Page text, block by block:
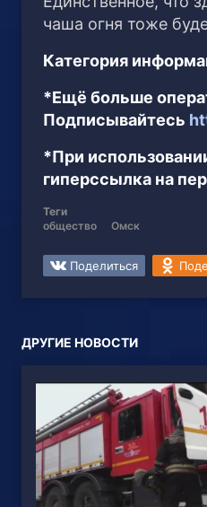
чаша огня тоже
Категория
*Ещё больше
Подписывайтесь
*При
гиперссылка на
Теги
общество
Омск
Поделиться
ДРУГИЕ НОВОСТИ